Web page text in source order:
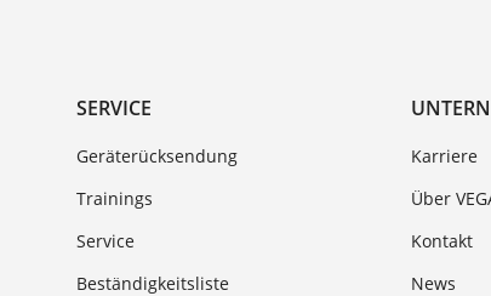
SERVICE
Geräterücksendung
Trainings
Service
Beständigkeitsliste
Karriere
Über
Kontakt
News